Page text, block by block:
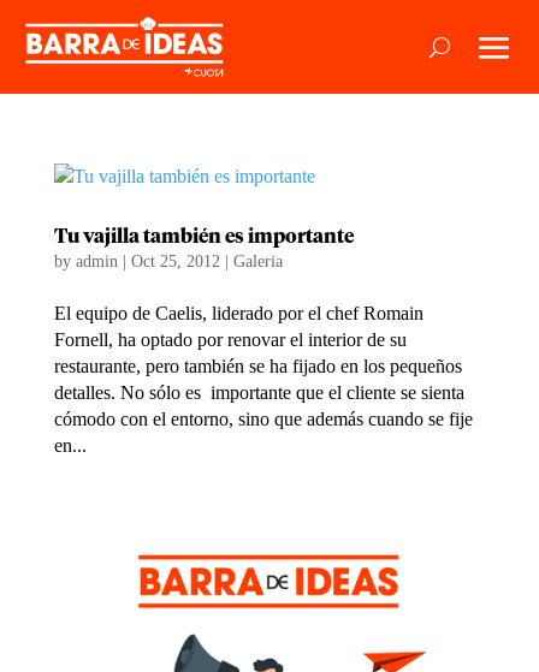
Tu vajilla también es importante
by admin| Oct 25, 2012| Galeria
El equipo de Caelis, liderado por el chef Romain
Fornell, ha optado por renovar el interior de su
restaurante, pero también se ha fijado en los pequeños
detalles. No sólo es importante que el cliente se sienta
cómodo con el entorno, sino que además cuando se fije
en...